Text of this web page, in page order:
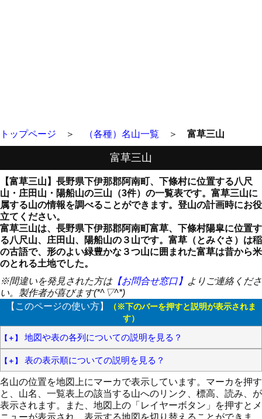
トップページ ＞ （各種）名山一覧 ＞ 富草三山
富草三山
【富草三山】長野県下伊那郡阿南町、下條村に位置する八尺
山・庄田山・陽船山の三山（3件）の一覧表です。富草三山に
属する山の情報を調べることができます。登山の計画時にお役
立てください。
富草三山は、長野県下伊那郡阿南町富草、下條村陽皐に位置す
る八尺山、庄田山、陽船山の３山です。富草（とみぐさ）は稲
の古語で、形のよい緑豊かな３つ山に囲まれた富草は昔から米
のとれる土地でした。
※間違いを発見された方は【お問合せ窓口】 よりご連絡くださ
い。製作者が喜びます(*^▽^*)
【このページの使い方】
（※下のバーを押すと説明が表示されま
す）
地図や表の各列についての説明を見る？
表の表示順についての説明を見る？
名山の位置を地図上にマーカで表示しています。マーカを押す
と、山名、一覧表上の該当する山へのリンク、標高、読み、が
表示されます。また、地図上の「レイヤーボタン」を押すとメ